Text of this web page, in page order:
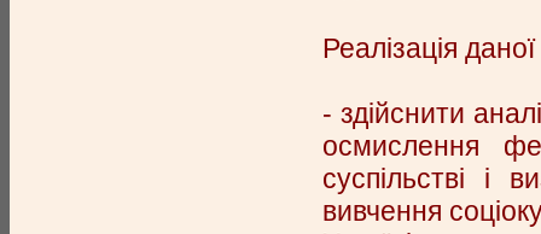
Реалізація
- здійснити
осмислення
суспільстві і
вивчення